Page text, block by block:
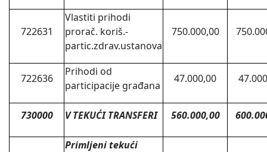
722631
Vlastiti prihodi
prorač. koriš.-
partic.zdrav.ustanova
750.000,00
722636
Prihodi od
participacije građana
47.000,00
730000 V TEKUĆI TRANSFERI 560.000,00
Primljeni tekući